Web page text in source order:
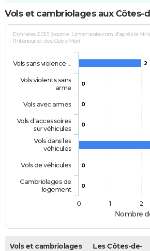
Vols et cambriolages aux Côtes-
Nombre
Données 2025 (source : Linternaute.com d'après le
l'Intérieur et des Outre-Mer)
2
0
0
0
0
0
Vols sans violence …
Vols violents sans
arme
Vols avec armes
Vols d'accessoires
sur véhicules
Vols dans les
véhicules
Vols de véhicules
Cambriolages de
logement
0
1 2
Vols et cambriolages
Les Côtes-de-